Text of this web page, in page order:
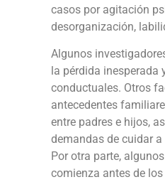
casos por agitación
desorganización,
Algunos
la pérdida inesperada
conductuales. Otros
antecedentes
entre padres e hijos,
demandas de cuidar
Por otra parte,
comienza antes de